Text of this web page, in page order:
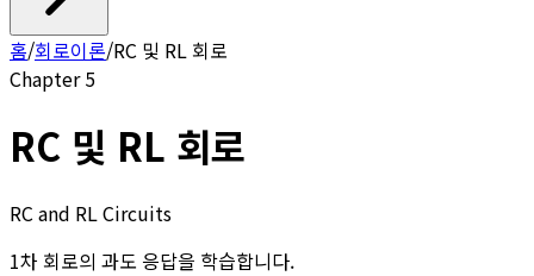
홈/회로이론/RC 및 RL 회로
Chapter5
RC 및 RL 회로
RC and RL Circuits
1차 회로의 과도 응답을 학습합니다.